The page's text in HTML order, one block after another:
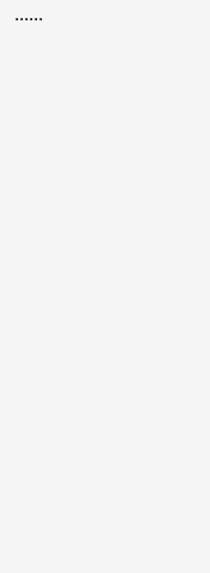
......